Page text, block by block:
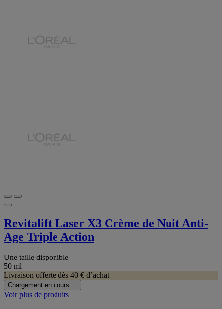
Revitalift Laser X3 Crème de Nuit Anti-
Age Triple Action
Une taille disponible
50 ml
Livraison offerte dès 40 € d’achat
Chargement en cours ...
Voir plus de produits